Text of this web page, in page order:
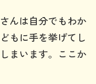
んは自分でもわか
もに手を挙げてし
まいます。ここか